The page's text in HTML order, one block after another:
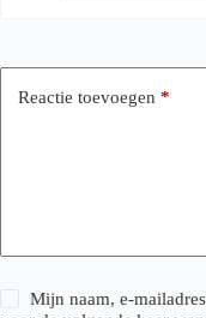
Reactie toevoegen *
Mijn naam, e-